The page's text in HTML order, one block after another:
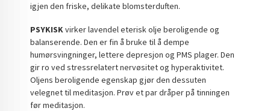
igjen den friske, delikate blomsterduften.
PSYKISKvirker lavendel eterisk olje beroligende og
balanserende. Den er fin å bruke til å dempe
humørsvingninger, lettere depresjon og PMS plager. Den
gir ro ved stressrelatert nervøsitet og hyperaktivitet.
Oljens beroligende egenskap gjør den dessuten
velegnet til meditasjon. Prøv et par dråper på tinningen
før meditasjon.